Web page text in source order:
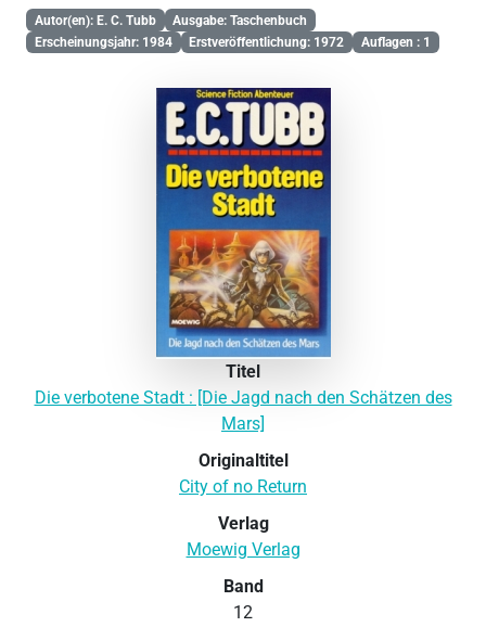
Autor(en): E. C. Tubb
Ausgabe: Taschenbuch
Erscheinungsjahr: 1984
Erstveröffentlichung: 1972 Auflagen : 1
Titel
Die verbotene Stadt : [Die Jagd nach den Schätzen des
Mars]
Originaltitel
City of no Return
Verlag
Moewig Verlag
Band
12